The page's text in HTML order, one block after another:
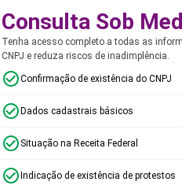
Consulta Sob
Tenha acesso completo a todas as
CNPJ e reduza riscos de inadimplência.
Confirmação de existência do CNPJ
Dados cadastrais básicos
Situação na Receita Federal
Indicação de existência de protestos